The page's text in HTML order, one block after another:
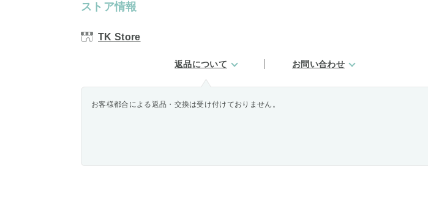
ストア情報
TK Store
返品について お問い合わせ
お客様都合による返品・交換は受け付けておりません。